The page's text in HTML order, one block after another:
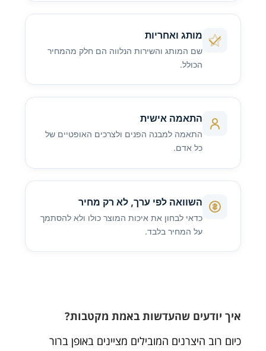
מותג ואחריות
שם המותג והשירות הנלווה הם חלק מהמחיר
הכולל.
התאמה אישית
התאמה למבנה הפנים ולצרכים האופטיים של
כל אדם.
השוואה לפי ערך, לא רק מחיר
כדאי לבחון את איכות המוצר כולו ולא להסתמך
על המחיר בלבד.
איך יודעים שהעדשות באמת מקטבות?
כיום רוב היצרנים המובילים מציינים באופן ברור